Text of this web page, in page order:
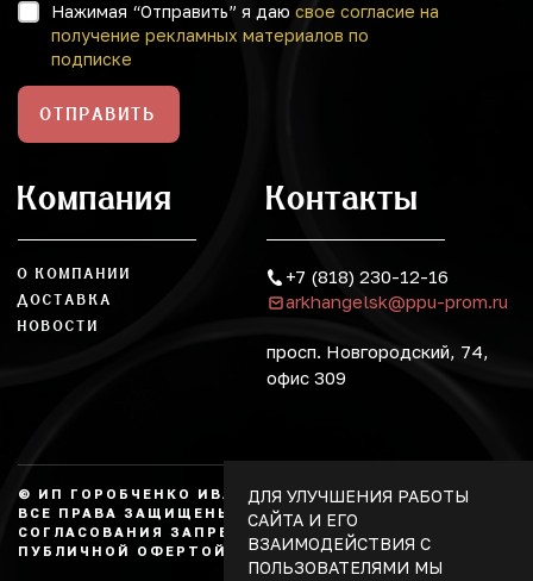
Нажимая “Отправить” я даю свое согласие на
получение рекламных материалов по
подписке
ОТПРАВИТЬ
Компания
О КОМПАНИИ
ДОСТАВКА
НОВОСТИ
Контакты
+7 (818) 230-12-16
arkhangelsk@ppu-prom.ru
просп. Новгородский, 74,
офис 309
© ИП ГОРОБЧЕНКО ИВАН АЛЕКСАНДРОВИЧ, 2026.
ВСЕ ПРАВА ЗАЩИЩЕНЫ, КОПИРОВАНИЕ БЕЗ
СОГЛАСОВАНИЯ ЗАПРЕЩЕНО. НЕ ЯВЛЯЕТСЯ
ПУБЛИЧНОЙ ОФЕРТОЙ.
ДЛЯ УЛУЧШЕНИЯ РАБОТЫ
САЙТА И ЕГО
ВЗАИМОДЕЙСТВИЯ С
ПОЛЬЗОВАТЕЛЯМИ МЫ